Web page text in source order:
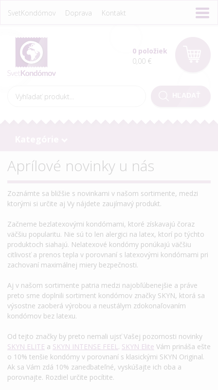
SvetKondómov Doprava Kontakt
0 položiek
0,00 €
Aprílové novinky u nás
Zoznámte sa bližšie s novinkami v našom sortimente, medzi
ktorými si určite aj Vy nájdete zaujímavý produkt.
Začneme bezlatexovými kondómami, ktoré získavajú čoraz
väčšiu popularitu. Nie sú to len alergici na latex, ktorí po týchto
produktoch siahajú. Nelatexové kondómy ponúkajú väčšiu
citlivosť a prenos tepla v porovnaní s latexovými kondómami pri
zachovaní maximálnej miery bezpečnosti.
Aj v našom sortimente patria medzi najobľúbenejšie a práve
preto sme doplnili sortiment kondómov značky SKYN, ktorá sa
výsostne zaoberá výrobou a neustálym zdokonaľovaním
kondómov bez latexu.
Od tejto značky by preto nemali ujsť Vašej pozornosti novinky
SKYN ELITE a SKYN INTENSE FEEL. SKYN Elite Vám prináša ešte
o 10% tenšie kondómy v porovnaní s klasickými SKYN Original.
Ak sa Vám zdá 10% zanedbateľné, vyskúšajte ich oba a
porovnajte. Rozdiel určite pocítite.